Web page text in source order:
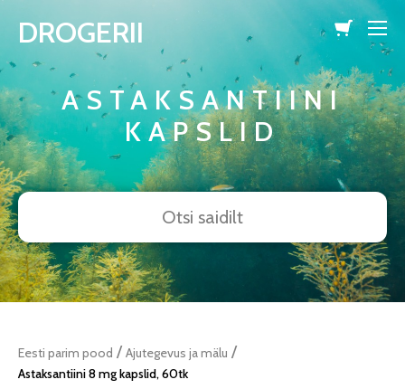
lisati ostukorvi.
DROGERII
ASTAKSANTIINI
KAPSLID
Eesti parim pood / Ajutegevus ja mälu /
Astaksantiini 8 mg kapslid, 60tk